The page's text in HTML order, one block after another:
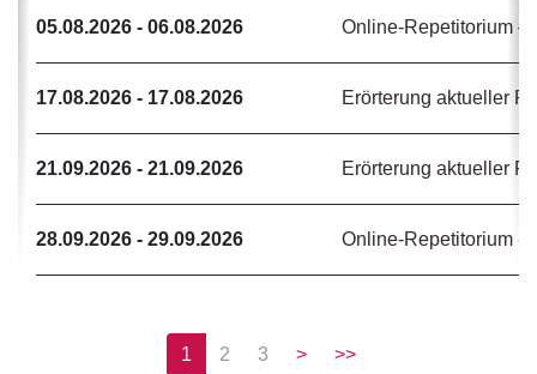
05.08.2026 - 06.08.2026 Online-Repetitorium –
17.08.2026 - 17.08.2026 Erörterung aktueller
21.09.2026 - 21.09.2026 Erörterung aktueller
28.09.2026 - 29.09.2026 Online-Repetitorium -
1 2 3 > >>